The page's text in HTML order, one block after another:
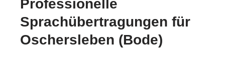
Professionelle
Sprachübertragungen für
Oschersleben (Bode)